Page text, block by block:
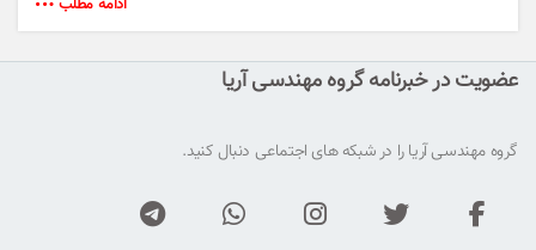
عضویت در خبرنامه گروه مهندسی آریا
گروه مهندسی آریا را در شبکه های اجتماعی دنبال کنید.